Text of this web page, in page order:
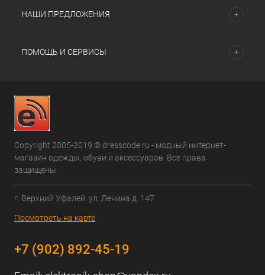
НАШИ ПРЕДЛОЖЕНИЯ
ПОМОЩЬ И СЕРВИСЫ
Copyright 2005-2019 © dresscode.ru - модный интернет-
магазин одежды, обуви и аксессуаров. Все права
защищены.
г. Верхний Уфалей. ул. Ленина д. 147
Посмотреть на карте
+7 (902) 892-45-19